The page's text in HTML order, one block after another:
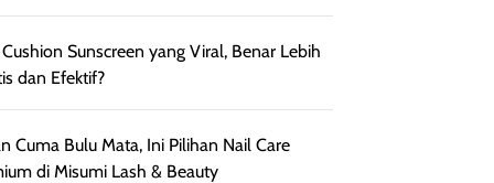
Sunscreen yang Viral, Benar Lebih
dan Efektif?
Cuma Bulu Mata, Ini Pilihan Nail Care
di Misumi Lash & Beauty